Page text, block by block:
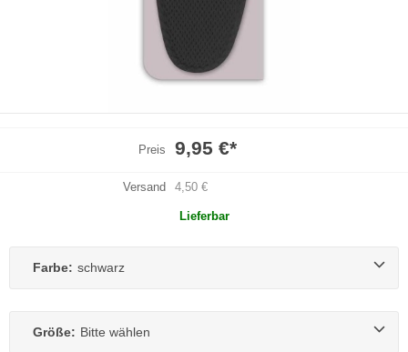
Preis 9,95 €*
Versand 4,50 €
Lieferbar
Farbe: schwarz
Größe: Bitte wählen